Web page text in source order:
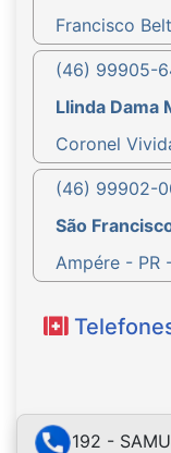
Francisco
(46) 99905-
Llinda Dama
Coronel
(46) 99902-
São
Ampére - PR
192 - SAMU